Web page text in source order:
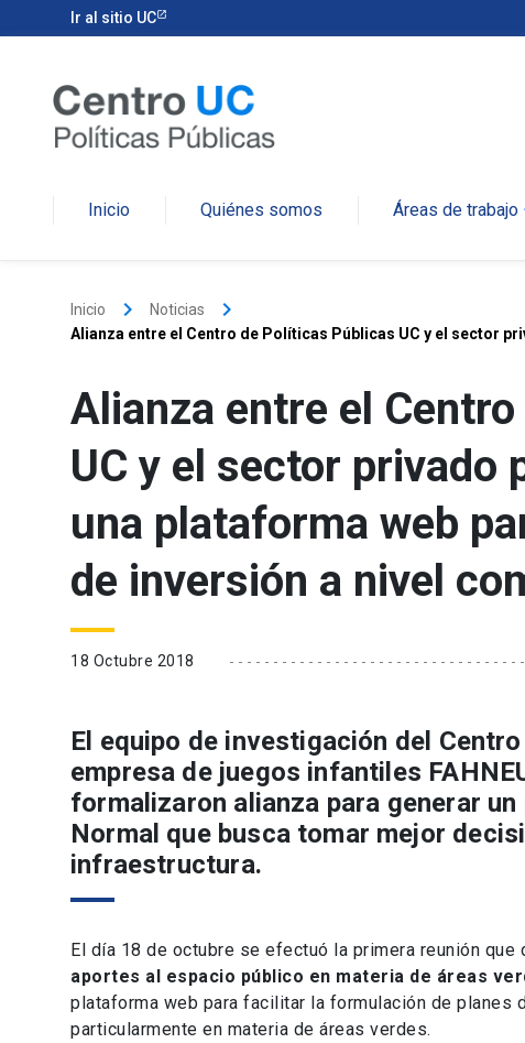
Ir al sitio UC
Inicio Quiénes somos Áreas de trabajo
Inicio keyboard_arrow_right Noticias keyboard_arrow_right
Alianza entre el Centro de Políticas Públicas UC y el sector
Alianza entre el
UC y el sector privado
una plataforma web
de inversión a nivel
18 Octubre 2018
El equipo de investigación del
empresa de juegos infantiles
formalizaron alianza para generar
Normal que busca tomar mejor
infraestructura.
El día 18 de octubre se efectuó la primera reunión que
aportes al espacio público en materia de áreas
plataforma web para facilitar la formulación de planes
particularmente en materia de áreas verdes.